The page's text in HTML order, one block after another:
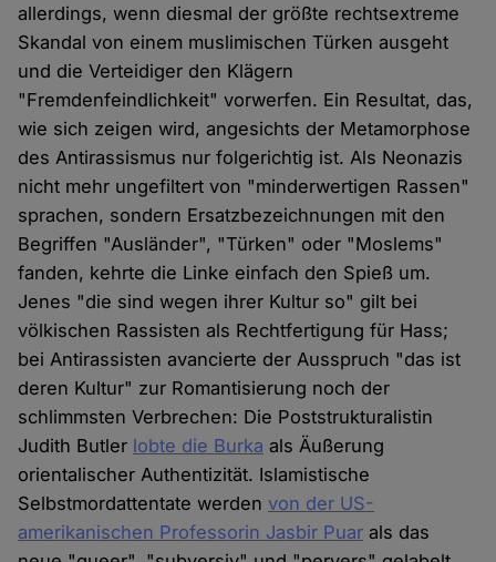
allerdings, wenn diesmal der größte rechtsextreme
Skandal von einem muslimischen Türken ausgeht
und die Verteidiger den Klägern
"Fremdenfeindlichkeit" vorwerfen. Ein Resultat, das,
wie sich zeigen wird, angesichts der Metamorphose
des Antirassismus nur folgerichtig ist. Als Neonazis
nicht mehr ungefiltert von "minderwertigen Rassen"
sprachen, sondern Ersatzbezeichnungen mit den
Begriffen "Ausländer", "Türken" oder "Moslems"
fanden, kehrte die Linke einfach den Spieß um.
Jenes "die sind wegen ihrer Kultur so" gilt bei
völkischen Rassisten als Rechtfertigung für Hass;
bei Antirassisten avancierte der Ausspruch "das ist
deren Kultur" zur Romantisierung noch der
schlimmsten Verbrechen: Die Poststrukturalistin
Judith Butler lobte die Burka als Äußerung
orientalischer Authentizität. Islamistische
Selbstmordattentate werdenvon der US-
amerikanischen Professorin Jasbir Puar als das